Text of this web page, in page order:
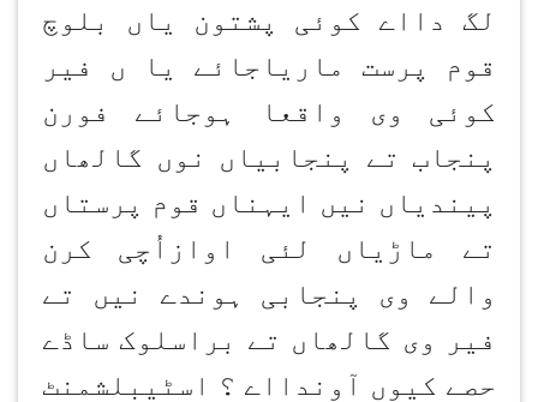
لگ دااے کوئی پشتون یاں بلوچ
قوم پرست ماریاجائے یا ں فیر
کوئی وی واقعا ہوجائے فورن
پنجاب تے پنجابیاں نوں گالھاں
پیندیاں نیں ایہناں قوم پرستاں
تے ماڑیاں لئی اوازاُچی کرن
والے وی پنجابی ہوندے نیں تے
فیر وی گالھاں تے براسلوک ساڈے
حصے کیوں آوندااے ؟ اسٹیبلشمنٹ